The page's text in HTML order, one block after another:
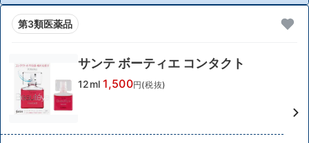
第3類医薬品
サンテ ボーティエ コンタクト
12ml 1,500円(税抜)